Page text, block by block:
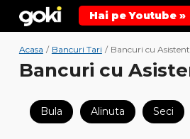
Hai pe Youtube »
Acasa / Bancuri Tari / Bancuri cu
Bancuri cu
Bula Alinuta Seci